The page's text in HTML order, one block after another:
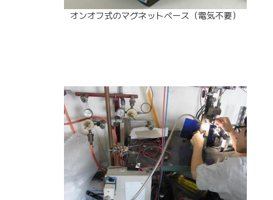
オンオフ式のマグネットベース（電気不要）